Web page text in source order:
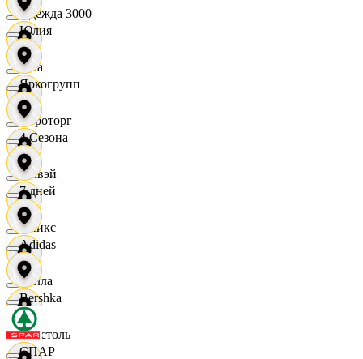
Одежда 3000
Zara
Агроторг
Амвэй
Аникс
Билла
Бристоль
Юлия
Яркогрупп
4 Сезона
7 дней
Adidas
Bershka
СПАР